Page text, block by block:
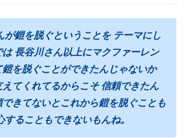
が鎧を脱ぐということを テーマにし
は 長谷川さん以上にマクファーレン
を脱ぐことができたんじゃないか
てくれてるからこそ 信頼できたん
きてないとこれから鎧を脱ぐことも
することもできないもんね。